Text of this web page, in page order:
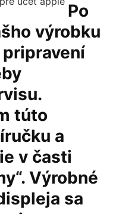
Po
výrobku
túto
a
v časti
Výrobné
sa